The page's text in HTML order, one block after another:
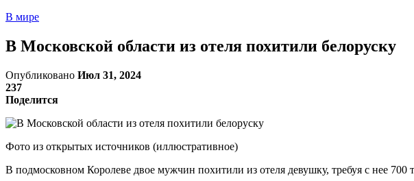
В мире
В Московской области из отеля похитили белоруску
Опубликовано Июл 31, 2024
237
Поделится
Фото из открытых источников (иллюстративное)
В подмосковном Королеве двое мужчин похитили из отеля девушку, требуя с нее